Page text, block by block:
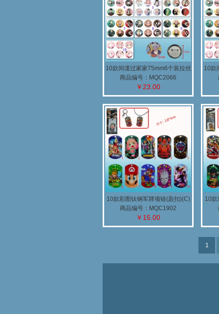
10款间谍过家家75mm6个装拉丝
膜胸针
商品编号：MQC2066
￥23.00
10款
10款彩图钛钢军牌项链(匙扣)(C)
商品编号：MQC1902
￥15.00
10款
1